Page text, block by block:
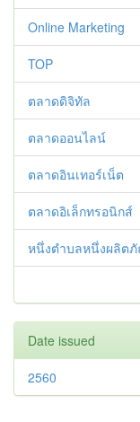
Online Marketing
TOP
ตลาดดิจิทัล
ตลาดออนไลน์
ตลาดอินเทอร์เน็ต
ตลาดอิเล็กทรอนิกส์
หนึ่งตำบลหนึ่งผลิต
Date issued
2560